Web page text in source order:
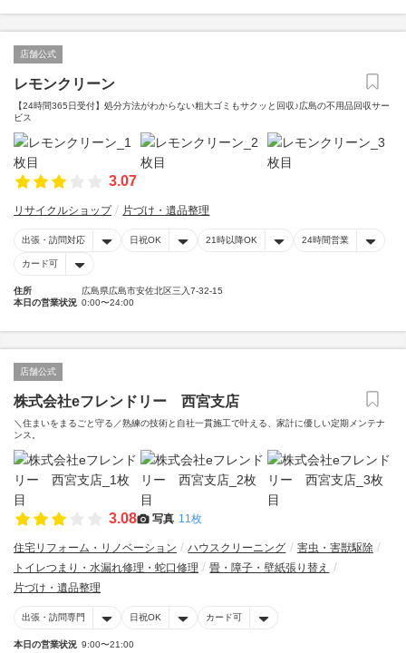
店舗公式
レモンクリーン
【24時間365日受付】処分方法がわからない粗大ゴミもサクッと回収♪広島の不用品回収サー
ビス
3.07
リサイクルショップ 片づけ・遺品整理
出張・訪問対応 日祝OK 21時以降OK 24時間営業
カード可
住所
広島県広島市安佐北区三入7-32-15
本日の営業状況 0:00〜24:00
店舗公式
株式会社eフレンドリー 西宮支店
＼住まいをまるごと守る／熟練の技術と自社一貫施工で叶える、家計に優しい定期メンテナ
ンス。
3.08 写真 11枚
住宅リフォーム・リノベーション ハウスクリーニング
害虫・害獣駆除
トイレつまり・水漏れ修理・蛇口修理
畳・障子・壁紙張り替え
片づけ・遺品整理
出張・訪問専門 日祝OK カード可
本日の営業状況 9:00〜21:00